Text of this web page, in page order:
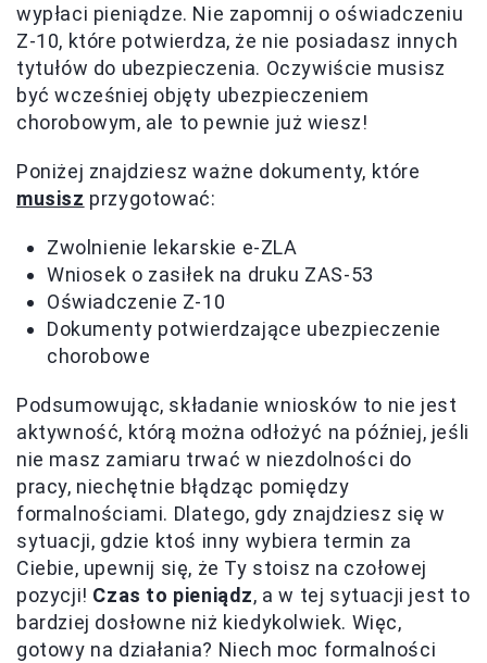
wypłaci pieniądze. Nie zapomnij o oświadczeniu
Z-10, które potwierdza, że nie posiadasz innych
tytułów do ubezpieczenia. Oczywiście musisz
być wcześniej objęty ubezpieczeniem
chorobowym, ale to pewnie już wiesz!
Poniżej znajdziesz ważne dokumenty, które
musisz przygotować:
Zwolnienie lekarskie e-ZLA
Wniosek o zasiłek na druku ZAS-53
Oświadczenie Z-10
Dokumenty potwierdzające ubezpieczenie
chorobowe
Podsumowując, składanie wniosków to nie jest
aktywność, którą można odłożyć na później, jeśli
nie masz zamiaru trwać w niezdolności do
pracy, niechętnie błądząc pomiędzy
formalnościami. Dlatego, gdy znajdziesz się w
sytuacji, gdzie ktoś inny wybiera termin za
Ciebie, upewnij się, że Ty stoisz na czołowej
pozycji! Czas to pieniądz, a w tej sytuacji jest to
bardziej dosłowne niż kiedykolwiek. Więc,
gotowy na działania? Niech moc formalności